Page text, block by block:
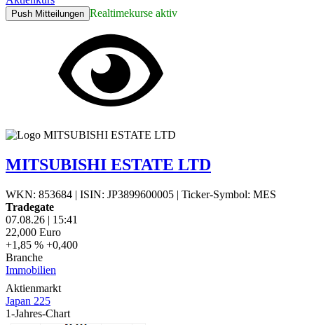
Push Mitteilungen Realtimekurse aktiv
MITSUBISHI ESTATE LTD
WKN: 853684 | ISIN: JP3899600005 | Ticker-Symbol: MES
Tradegate
07.08.26 | 15:41
22,000 Euro
+1,85 % +0,400
Branche
Immobilien
Aktienmarkt
Japan 225
1-Jahres-Chart